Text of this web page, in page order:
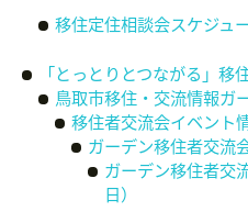
移住定住相談会スケジュ
「とっとりとつながる」移
鳥取市移住・交流情報ガ
移住者交流会イベント
ガーデン移住者交流
ガーデン移住者交
日）